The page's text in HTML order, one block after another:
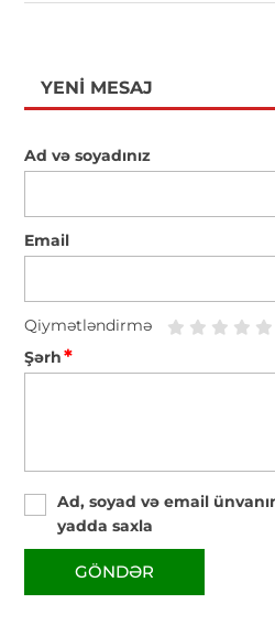
YENI MESAJ
Ad və soyadınız
Email
Qiymətləndirmə
Şərh*
Ad, soyad və email
yadda saxla
GÖNDƏR